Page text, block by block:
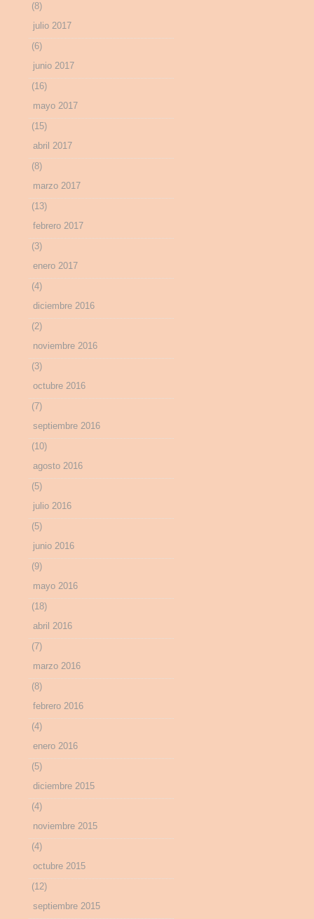
(8)
julio 2017
(6)
junio 2017
(16)
mayo 2017
(15)
abril 2017
(8)
marzo 2017
(13)
febrero 2017
(3)
enero 2017
(4)
diciembre 2016
(2)
noviembre 2016
(3)
octubre 2016
(7)
septiembre 2016
(10)
agosto 2016
(5)
julio 2016
(5)
junio 2016
(9)
mayo 2016
(18)
abril 2016
(7)
marzo 2016
(8)
febrero 2016
(4)
enero 2016
(5)
diciembre 2015
(4)
noviembre 2015
(4)
octubre 2015
(12)
septiembre 2015